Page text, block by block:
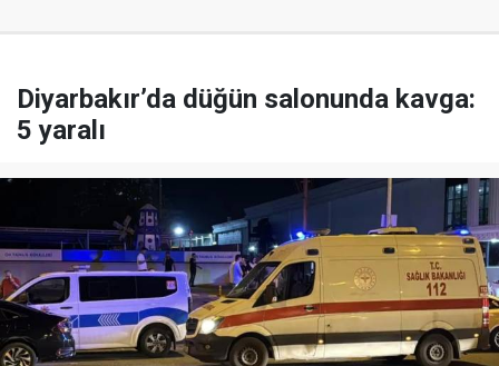
Diyarbakır’da düğün salonunda kavga:
5 yaralı